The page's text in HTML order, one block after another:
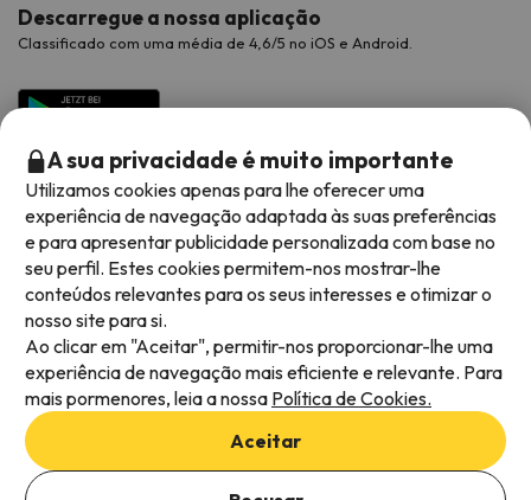
Adicionar datas para verificar a disponibilidade
Descarregue a nossa aplicação
Classificado com uma média de 4,6/5 no iOS e Android.
Métodos de pagamento disponíveis
Termos e condições gerais
Privacidade dos dados
Política de cookies
A sua privacidade é muito importante
Utilizamos cookies apenas para lhe oferecer uma
experiência de navegação adaptada às suas preferências
e para apresentar publicidade personalizada com base no
seu perfil. Estes cookies permitem-nos mostrar-lhe
conteúdos relevantes para os seus interesses e otimizar o
nosso site para si.
Ao clicar em "Aceitar", permitir-nos proporcionar-lhe uma
experiência de navegação mais eficiente e relevante. Para
mais pormenores, leia a nossa Política de Cookies.
Aceitar